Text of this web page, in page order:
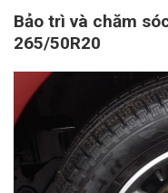
Bảo trì và chăm
265/50R20